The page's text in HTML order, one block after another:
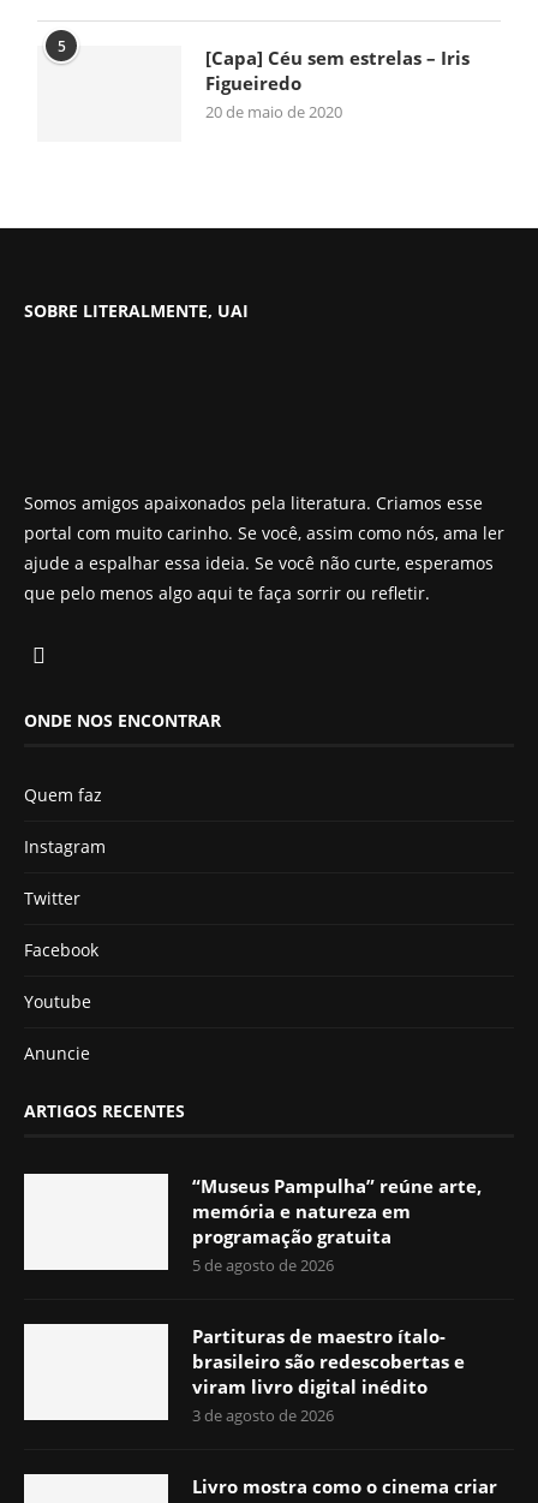
5
[Capa] Céu sem estrelas – Iris
Figueiredo
20 de maio de 2020
SOBRE LITERALMENTE, UAI
Somos amigos apaixonados pela literatura. Criamos esse
portal com muito carinho. Se você, assim como nós, ama ler
ajude a espalhar essa ideia. Se você não curte, esperamos
que pelo menos algo aqui te faça sorrir ou refletir.
ONDE NOS ENCONTRAR
Quem faz
Instagram
Twitter
Facebook
Youtube
Anuncie
ARTIGOS RECENTES
“Museus Pampulha” reúne arte,
memória e natureza em
programação gratuita
5 de agosto de 2026
Partituras de maestro ítalo-
brasileiro são redescobertas e
viram livro digital inédito
3 de agosto de 2026
Livro mostra como o cinema criar